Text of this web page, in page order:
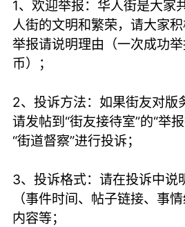
1、欢迎举报：华人街是大家
人街的文明和繁荣，请大家积
举报请说明理由（一次成功
币）；
2、投诉方法：如果街友对版
请发帖到“街友接待室”的“举
“街道督察”进行投诉；
3、投诉格式：请在投诉中说
（事件时间、帖子链接、事
内容等；